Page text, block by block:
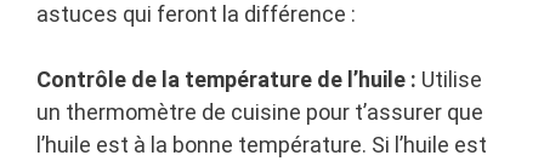
astuces qui feront la différence :
Contrôle de la température de l’huile : Utilise
un thermomètre de cuisine pour t’assurer que
l’huile est à la bonne température. Si l’huile est